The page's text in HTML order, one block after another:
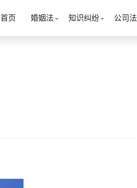
首页 婚姻法 知识纠纷 公司法